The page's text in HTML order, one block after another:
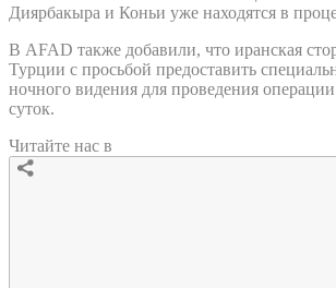
Диярбакыра и Коньи уже находятся в
В AFAD также добавили, что иранская
Турции с просьбой предоставить
ночного видения для проведения
суток.
Читайте нас в